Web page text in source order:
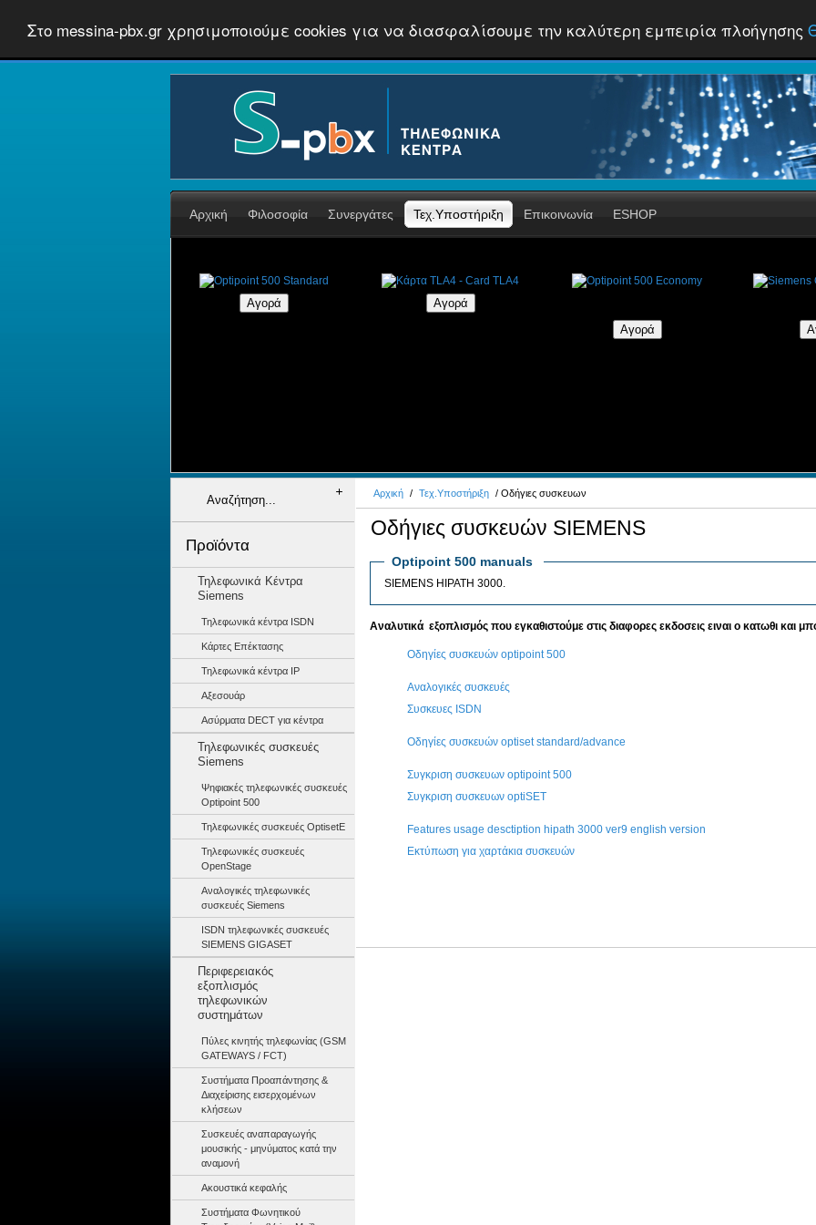
Στο messina-pbx.gr χρησιμοποιούμε cookies για να διασφαλίσουμε την καλύτερη εμπειρία πλοήγησης
Αρχική Φιλοσοφία Συνεργάτες Τεχ.Υποστήριξη Επικοινωνία ESHOP
€124,00
€260,40
Αρχική / Τεχ.Υποστήριξη / Οδήγιες συσκευων
Οδήγιες συσκευών SIEMENS
Optipoint 500 manuals
SIEMENS HIPATH 3000.
Αναλυτικά εξοπλισμός που εγκαθιστούμε στις διαφορες εκδοσεις ειναι ο κατωθι και
Οδηγίες συσκευών optipoint 500
Αναλογικές συσκευές
Συσκευες ISDN
Οδηγίες συσκευών optiset standard/advance
Συγκριση συσκευων optipoint 500
Συγκριση συσκευων optiSET
Features usage desctiption hipath 3000 ver9 english version
Εκτύπωση για χαρτάκια συσκευών
Προϊόντα
+
Τηλεφωνικά Κέντρα
Siemens
Τηλεφωνικά κέντρα ISDN
Κάρτες Επέκτασης
Τηλεφωνικά κέντρα IP
Αξεσουάρ
Ασύρματα DECT για κέντρα
+
Τηλεφωνικές συσκευές
Siemens
Ψηφιακές τηλεφωνικές συσκευές
Optipoint 500
Τηλεφωνικές συσκευές OptisetE
Τηλεφωνικές συσκευές
OpenStage
Αναλογικές τηλεφωνικές
συσκευές Siemens
ISDN τηλεφωνικές συσκευές
SIEMENS GIGASET
+
Περιφερειακός
εξοπλισμός
τηλεφωνικών
συστημάτων
Πύλες κινητής τηλεφωνίας (GSM
GATEWAYS / FCT)
Συστήματα Προαπάντησης &
Διαχείρισης εισερχομένων
κλήσεων
Συσκευές αναπαραγωγής
μουσικής - μηνύματος κατά την
αναμονή
Ακουστικά κεφαλής
Συστήματα Φωνητικού
+
+